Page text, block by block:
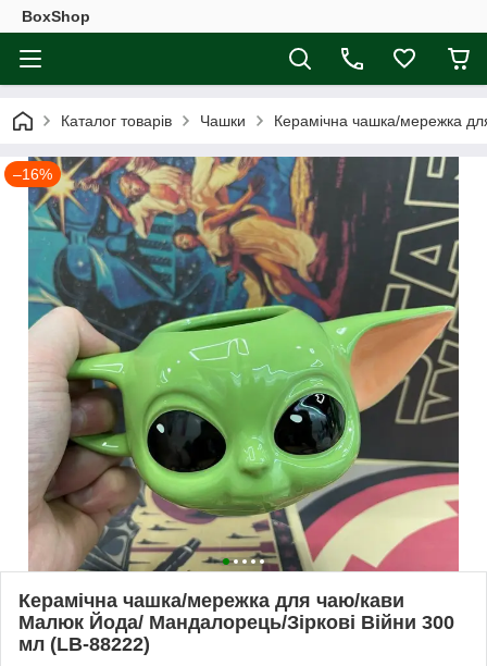
BoxShop
Каталог товарів Чашки Керамічна чашка/мережка
–16%
Керамічна чашка/мережка для чаю/кави
Малюк Йода/ Мандалорець/Зіркові Війни 300
мл (LB-88222)